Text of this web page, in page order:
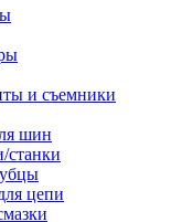
и съемники
шин
цепи